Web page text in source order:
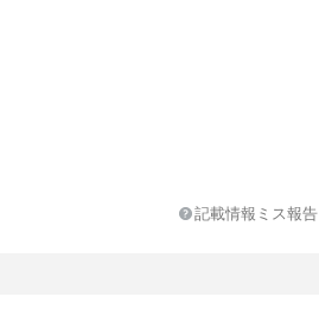
記載情報ミス報告